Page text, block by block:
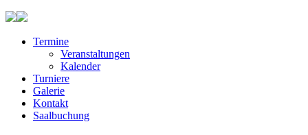
Termine
Veranstaltungen
Kalender
Turniere
Galerie
Kontakt
Saalbuchung